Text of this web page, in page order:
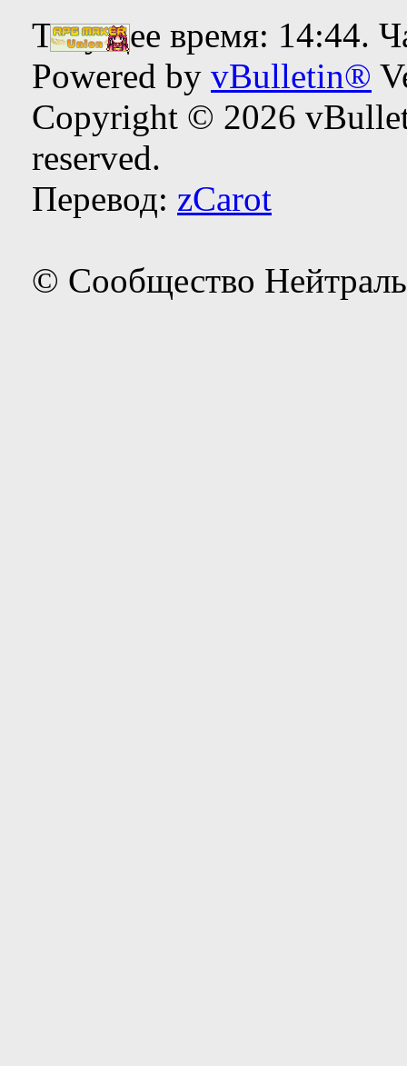
Текущее время: 14:44.
Powered by vBulletin®
Copyright © 2026
reserved.
Перевод: zCarot
© Сообщество